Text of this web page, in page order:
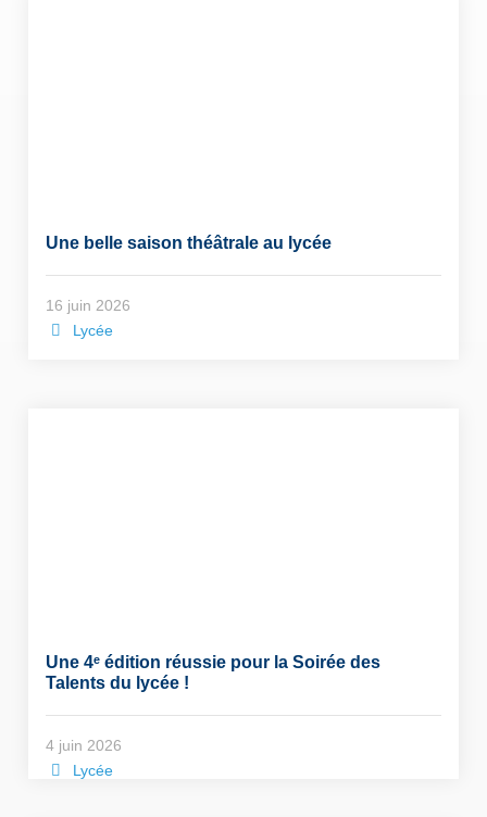
Une belle saison théâtrale au lycée
16 juin 2026
Lycée
Une 4ᵉ édition réussie pour la Soirée des
Talents du lycée !
4 juin 2026
Lycée